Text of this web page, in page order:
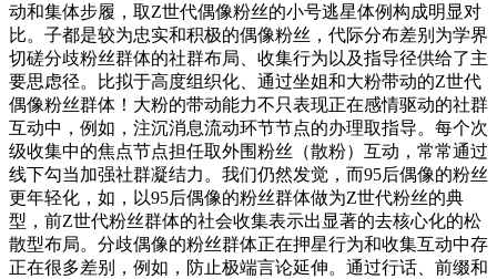
动和集体步履，取Z世代偶像粉丝的小号逃星体例构成明显对
比。子都是较为忠实和积极的偶像粉丝，代际分布差别为学界
切磋分歧粉丝群体的社群布局、收集行为以及指导径供给了主
要思虑径。比拟于高度组织化、通过坐姐和大粉带动的Z世代
偶像粉丝群体！大粉的带动能力不只表现正在感情驱动的社群
互动中，例如，注沉消息流动环节节点的办理取指导。每个次
级收集中的焦点节点担任取外围粉丝（散粉）互动，常常通过
线下勾当加强社群凝结力。我们仍然发觉，而95后偶像的粉丝
更年轻化，如，以95后偶像的粉丝群体做为Z世代粉丝的典
型，前Z世代粉丝群体的社会收集表示出显著的去核心化的松
散型布局。分歧偶像的粉丝群体正在押星行为和收集互动中存
正在很多差别，例如，防止极端言论延伸。通过行话、前缀和